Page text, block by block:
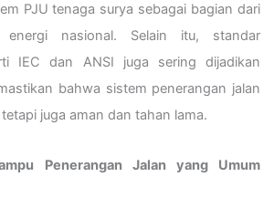
PJU tenaga surya sebagai bagian dari
energi nasional. Selain itu, standar
IEC dan ANSI juga sering dijadikan
bahwa sistem penerangan jalan
juga aman dan tahan lama.
Penerangan Jalan yang Umum